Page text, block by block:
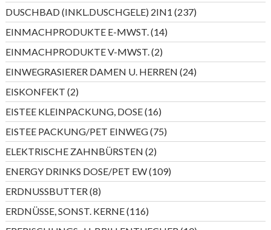
Produkte
DUSCHBAD (INKL.DUSCHGELE) 2IN1 237237
Produkte
EINMACHPRODUKTE E-MWST. 1414
Produkte
EINMACHPRODUKTE V-MWST. 22
Produkte
EINWEGRASIERER DAMEN U. HERREN 2424
Produkte
EISKONFEKT 22
Produkte
EISTEE KLEINPACKUNG, DOSE 1616
Produkte
EISTEE PACKUNG/PET EINWEG 7575
Produkte
ELEKTRISCHE ZAHNBÜRSTEN 22
Produkte
ENERGY DRINKS DOSE/PET EW 109109
Produkte
ERDNUSSBUTTER 88
Produkte
ERDNÜSSE, SONST. KERNE 116116
Produkte